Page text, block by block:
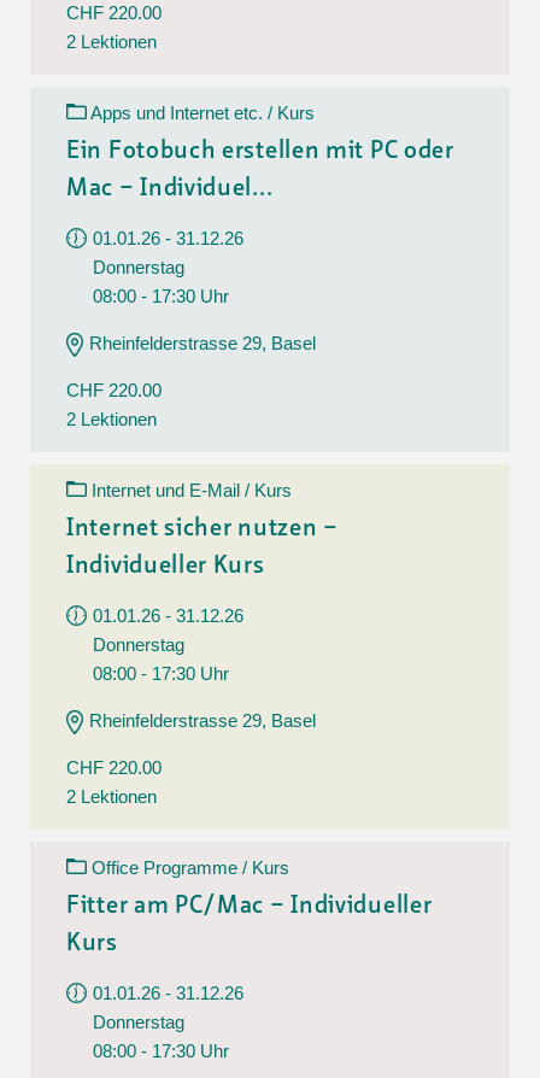
CHF 220.00
2 Lektionen
Apps und Internet etc. / Kurs
Ein Fotobuch erstellen mit PC oder
Mac – Individuel...
01.01.26 - 31.12.26
Donnerstag
08:00 - 17:30 Uhr
Rheinfelderstrasse 29, Basel
CHF 220.00
2 Lektionen
Internet und E-Mail / Kurs
Internet sicher nutzen –
Individueller Kurs
01.01.26 - 31.12.26
Donnerstag
08:00 - 17:30 Uhr
Rheinfelderstrasse 29, Basel
CHF 220.00
2 Lektionen
Office Programme / Kurs
Fitter am PC/Mac – Individueller
Kurs
01.01.26 - 31.12.26
Donnerstag
08:00 - 17:30 Uhr